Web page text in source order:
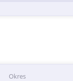
Okres